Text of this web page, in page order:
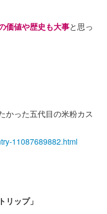
価値や歴史も大事と思っ
かった五代目の米粉カス
11087689882.html
ップ」